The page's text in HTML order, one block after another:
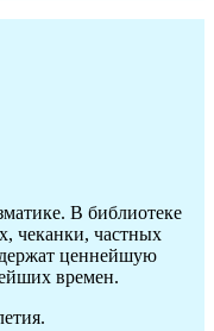
В библиотеке
чеканки, частных
ценнейшую
времен.